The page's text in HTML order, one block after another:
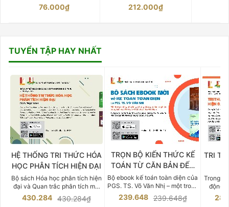
76.000₫ 212.000₫
TUYỂN TẬP HAY NHẤT
HỆ THỐNG TRI THỨC HÓA
HỌC PHÂN TÍCH HIỆN ĐẠI
Bộ sách Hóa học phân tích hiện
đại và Quan trắc phân tích môi
trường của Cố Giáo sư, Tiến sĩ
Phạm Luận là một trong những
430.284 430.284₫
TRỌN BỘ KIẾN THỨC KẾ
TOÁN TỪ CĂN BẢN ĐẾN
CHUYÊN SÂU
Bộ ebook kế toán toàn diện của
PGS. TS. Võ Văn Nhị – một trong
những chuyên gia hàng đầu,
giàu kinh nghiệm trong lĩnh vực
239.648 239.648₫
TRI
Trong
động
việc
tế và